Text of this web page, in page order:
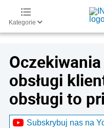
Kategorie
obsługi
obsługi to
Subskrybuj nas na